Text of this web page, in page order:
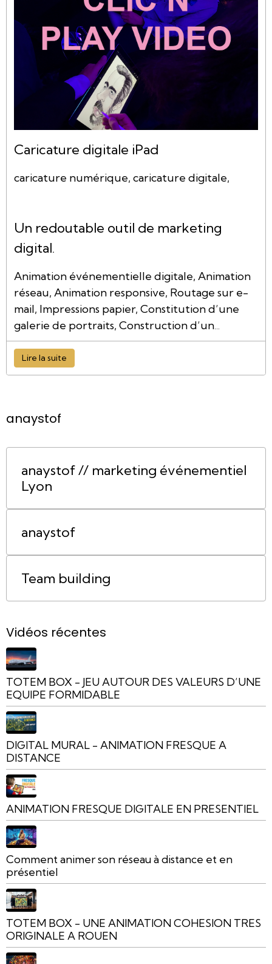
Caricature digitale iPad
caricature numérique, caricature digitale,
Un redoutable outil de marketing
digital.
Animation événementielle digitale, Animation
réseau, Animation responsive, Routage sur e-
mail, Impressions papier, Constitution d’une
galerie de portraits, Construction d’un
trombinoscope,…
Lire la suite
anaystof
anaystof // marketing événementiel
Lyon
anaystof
Team building
Vidéos récentes
TOTEM BOX - JEU AUTOUR DES VALEURS D’UNE
EQUIPE FORMIDABLE
DIGITAL MURAL - ANIMATION FRESQUE A
DISTANCE
ANIMATION FRESQUE DIGITALE EN PRESENTIEL
Comment animer son réseau à distance et en
présentiel
TOTEM BOX - UNE ANIMATION COHESION TRES
ORIGINALE A ROUEN